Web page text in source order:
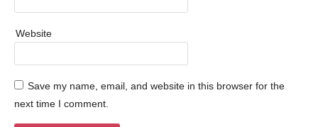
Website
Save my name, email, and website in this browser for the
next time I comment.